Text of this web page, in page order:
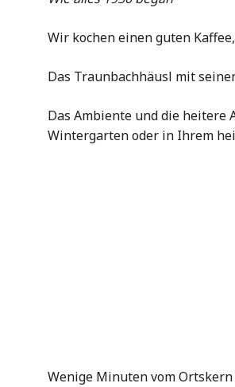
Wir kochen einen guten
Das Traunbachhäusl mit
Das Ambiente und die heitere
Wintergarten oder in Ihrem
Wenige Minuten vom